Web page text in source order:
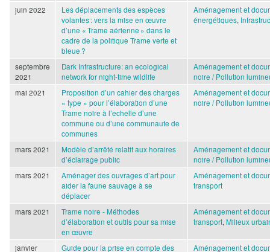
juin 2022
Les déplacements des espèces
volantes : vers la mise en œuvre
d’une « Trame aérienne » dans le
cadre de la politique Trame verte et
bleue ?
Aménagement et
énergétiques,
septembre
2021
Dark Infrastructure: an ecological
network for night-time wildlife
Aménagement et
noire / Pollution
mai 2021
Proposition d’un cahier des charges
« type » pour l’élaboration d’une
Trame noire à l’echelle d’une
commune ou d’une communaute de
communes
Aménagement et
noire / Pollution
mars 2021
Modèle d’arrêté relatif aux horaires
d’éclairage public
Aménagement et
noire / Pollution
mars 2021
Aménager des ouvrages d’art pour
aider la faune sauvage à se
déplacer
Aménagement et
transport
mars 2021
Trame noire - Méthodes
d’élaboration et outils pour sa mise
en œuvre
Aménagement et
transport,Milieux
janvier
Guide pour la prise en compte des
Aménagement et